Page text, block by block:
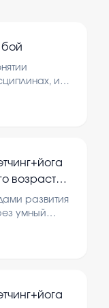
их
боёв,
возраста
развития
умный